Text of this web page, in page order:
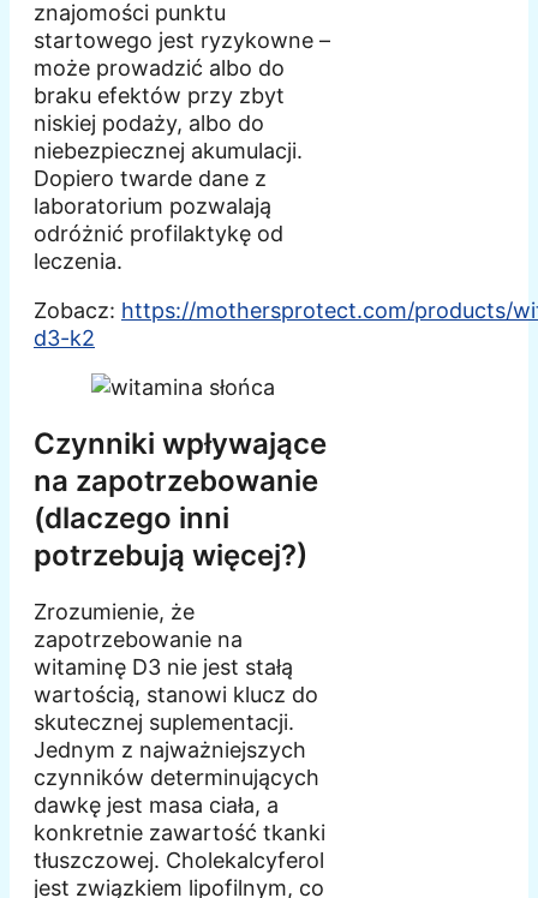
znajomości punktu
startowego jest ryzykowne –
może prowadzić albo do
braku efektów przy zbyt
niskiej podaży, albo do
niebezpiecznej akumulacji.
Dopiero twarde dane z
laboratorium pozwalają
odróżnić profilaktykę od
leczenia.
Zobacz: https://mothersprotect.com/products/
d3-k2
Czynniki wpływające
na zapotrzebowanie
(dlaczego inni
potrzebują więcej?)
Zrozumienie, że
zapotrzebowanie na
witaminę D3 nie jest stałą
wartością, stanowi klucz do
skutecznej suplementacji.
Jednym z najważniejszych
czynników determinujących
dawkę jest masa ciała, a
konkretnie zawartość tkanki
tłuszczowej. Cholekalcyferol
jest związkiem lipofilnym, co